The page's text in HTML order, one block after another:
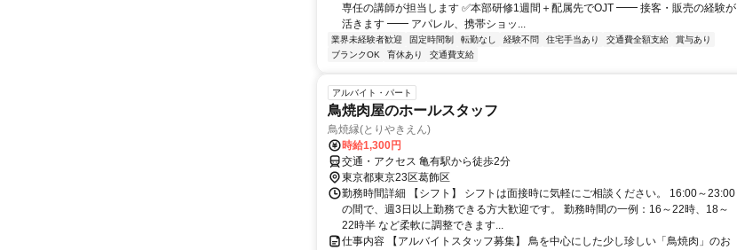
専任の講師が担当します ✅本部研修1週間＋配属先でOJT ━━ 接客・販売の経験が
活きます ━━ アパレル、携帯ショッ...
業界未経験者歓迎 固定時間制 転勤なし 経験不問 住宅手当あり 交通費全額支給
賞与あり
ブランクOK
育休あり 交通費支給
アルバイト・パート
鳥焼肉屋のホールスタッフ
鳥焼縁(とりやきえん)
時給1,300円
交通・アクセス 亀有駅から徒歩2分
東京都東京23区葛飾区
勤務時間詳細 【シフト】 シフトは面接時に気軽にご相談ください。 16:00～23:00
の間で、週3日以上勤務できる方大歓迎です。 勤務時間の一例：16～22時、18～
22時半 など柔軟に調整できます...
仕事内容 【アルバイトスタッフ募集】 鳥を中心にした少し珍しい「鳥焼肉」のお